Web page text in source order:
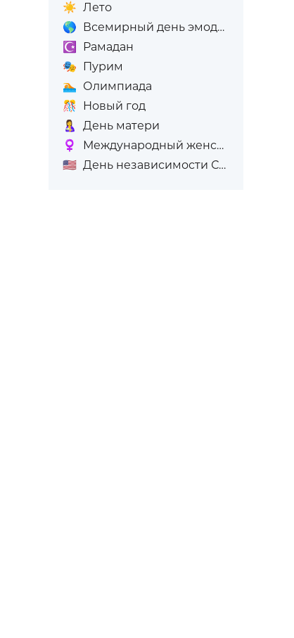
☀️ Лето
🌎 Всемирный день эмодзи
☪️
Рамадан
🎭 Пурим
🏊 Олимпиада
🎊
Новый год
🤱
День матери
♀️
Международный женский день (8-е марта)
🇺🇸 День независимости США